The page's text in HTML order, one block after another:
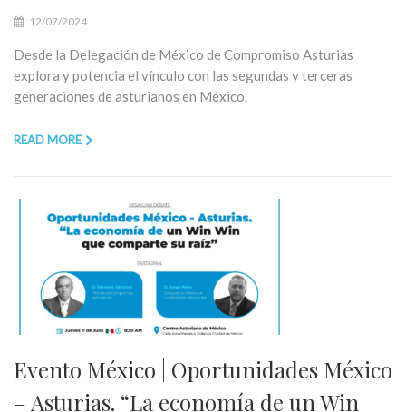
12/07/2024
Desde la Delegación de México de Compromiso Asturias
explora y potencia el vínculo con las segundas y terceras
generaciones de asturianos en México.
READ MORE
Evento México | Oportunidades México
– Asturias. “La economía de un Win